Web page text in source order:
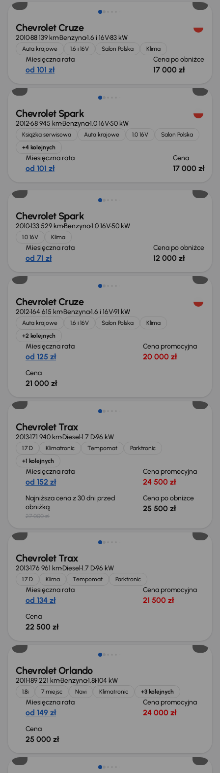
Chevrolet Cruze
201088 139 kmBenzyna1.6 i 16V83 kW
Auta krajowe 1.6 i 16V Salon Polska Klima
Miesięczna rata
od 101 zł
Cena po obniżce
17 000 zł
Chevrolet Spark
201268 945 kmBenzyna1.0 16V50 kW
Książka serwisowa Auta krajowe 1.0 16V
Salon Polska
+4 kolejnych
Miesięczna rata
od 101 zł
Cena
17 000 zł
Chevrolet Spark
2010133 529 kmBenzyna1.0 16V50 kW
1.0 16V Klima
Miesięczna rata
od 71 zł
Cena po obniżce
12 000 zł
Chevrolet Cruze
2012164 615 kmBenzyna1.6 i 16V91 kW
Auta krajowe 1.6 i 16V Salon Polska
Klima
+2 kolejnych
Miesięczna rata
od 125 zł
Cena promocyjna
20 000 zł
Cena
21 000 zł
Chevrolet Trax
2013171 940 kmDiesel1.7 D96 kW
1.7 D Klimatronic Tempomat
Parktronic
+1 kolejnych
Miesięczna rata
od 152 zł
Cena promocyjna
24 500 zł
Najniższa cena z 30 dni przed
obniżką
27 000 zł
Cena po obniżce
25 500 zł
Chevrolet Trax
2013176 961 kmDiesel1.7 D96 kW
1.7 D Klima Tempomat Parktronic
Miesięczna rata
od 134 zł
Cena promocyjna
21 500 zł
Cena
22 500 zł
Chevrolet Orlando
2011189 221 kmBenzyna1.8i104 kW
1.8i 7 miejsc Navi Klimatronic +3 kolejnych
Miesięczna rata
od 149 zł
Cena promocyjna
24 000 zł
Cena
25 000 zł
Taniej o 2 000 zł